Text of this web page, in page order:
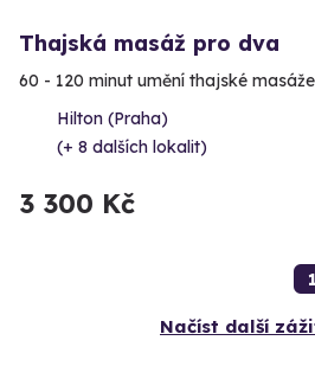
Thajská masáž pro dva
60 - 120 minut umění thajské
Hilton (Praha)
(+ 8 dalších lokalit)
3 300 Kč
1
Načíst další